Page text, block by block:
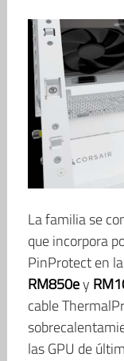
La familia se
que incorpora
PinProtect en
RM850ey
cable
las GPU de